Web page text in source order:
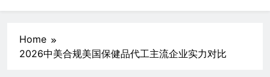
Home
2026中美合规美国保健品代工主流企业实力对比